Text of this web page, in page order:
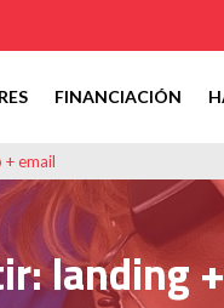
FINANCIACIÓN
email
landing